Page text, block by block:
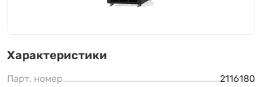
Характеристики
Парт. номер
2116180